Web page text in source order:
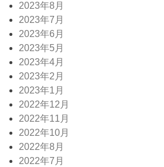
2023年8月
2023年7月
2023年6月
2023年5月
2023年4月
2023年2月
2023年1月
2022年12月
2022年11月
2022年10月
2022年8月
2022年7月